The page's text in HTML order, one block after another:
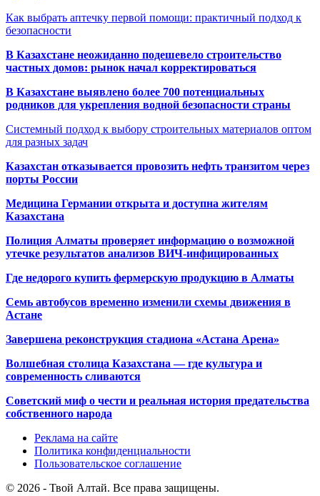
Как выбрать аптечку первой помощи: практичный подход к
безопасности
В Казахстане неожиданно подешевело строительство
частных домов: рынок начал корректироваться
В Казахстане выявлено более 700 потенциальных
родников для укрепления водной безопасности страны
Системный подход к выбору строительных материалов оптом
для разных задач
Казахстан отказывается провозить нефть транзитом через
порты России
Медицина Германии открыта и доступна жителям
Казахстана
Полиция Алматы проверяет информацию о возможной
утечке результатов анализов ВИЧ-инфицированных
Где недорого купить фермерскую продукцию в Алматы
Семь автобусов временно изменили схемы движения в
Астане
Завершена реконструкция стадиона «Астана Арена»
Волшебная столица Казахстана — где культура и
современность сливаются
Советский миф о чести и реальная история предательства
собственного народа
Реклама на сайте
Политика конфиденциальности
Пользовательское соглашение
© 2026 - Твой Алтай. Все права защищены.